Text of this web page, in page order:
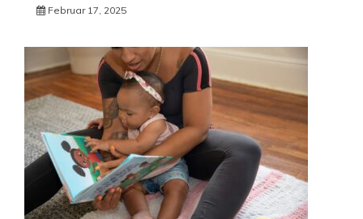
Februar 17, 2025